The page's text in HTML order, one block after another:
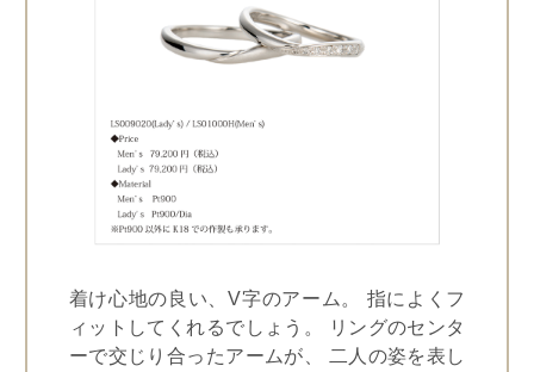
着け心地の良い、V字のアーム。 指によくフ
ィットしてくれるでしょう。 リングのセンタ
ーで交じり合ったアームが、 二人の姿を表し